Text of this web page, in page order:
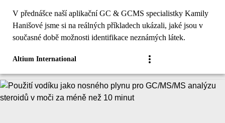
V přednášce naší aplikační GC & GCMS specialistky Kamily
Hanišové jsme si na reálných příkladech ukázali, jaké jsou v
současné době možnosti identifikace neznámých látek.
Altium International